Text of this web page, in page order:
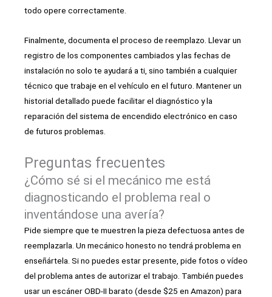
todo opere correctamente.
Finalmente, documenta el proceso de reemplazo. Llevar un
registro de los componentes cambiados y las fechas de
instalación no solo te ayudará a ti, sino también a cualquier
técnico que trabaje en el vehículo en el futuro. Mantener un
historial detallado puede facilitar el diagnóstico y la
reparación del sistema de encendido electrónico en caso
de futuros problemas.
Preguntas frecuentes
¿Cómo sé si el mecánico me está
diagnosticando el problema real o
inventándose una avería?
Pide siempre que te muestren la pieza defectuosa antes de
reemplazarla. Un mecánico honesto no tendrá problema en
enseñártela. Si no puedes estar presente, pide fotos o vídeo
del problema antes de autorizar el trabajo. También puedes
usar un escáner OBD-II barato (desde $25 en Amazon) para